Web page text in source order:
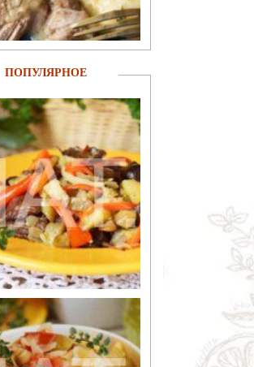
ПОПУЛЯРНОЕ